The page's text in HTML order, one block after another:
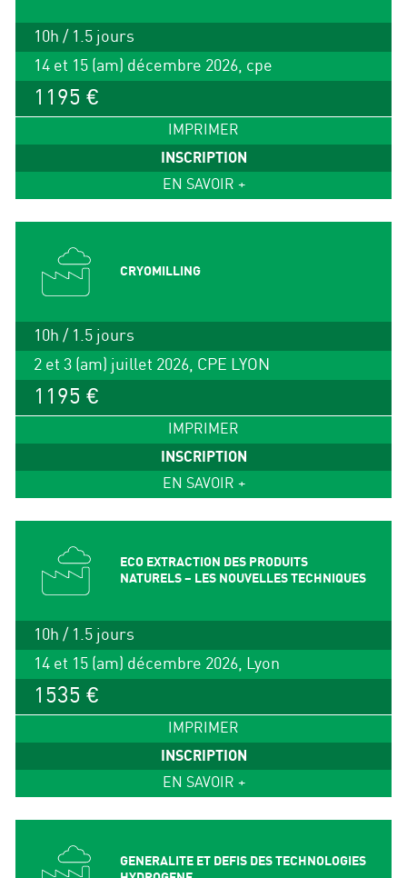
10h / 1.5 jours
14 et 15 (am) décembre 2026, cpe
1195 €
IMPRIMER
INSCRIPTION
EN SAVOIR +
CRYOMILLING
10h / 1.5 jours
2 et 3 (am) juillet 2026, CPE LYON
1195 €
IMPRIMER
INSCRIPTION
EN SAVOIR +
ECO EXTRACTION DES PRODUITS
NATURELS – LES NOUVELLES TECHNIQUES
10h / 1.5 jours
14 et 15 (am) décembre 2026, Lyon
1535 €
IMPRIMER
INSCRIPTION
EN SAVOIR +
GENERALITE ET DEFIS DES TECHNOLOGIES